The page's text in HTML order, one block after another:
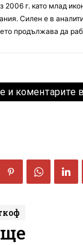
2006 г. като млад
Силен е в
продължава да
и коментарите